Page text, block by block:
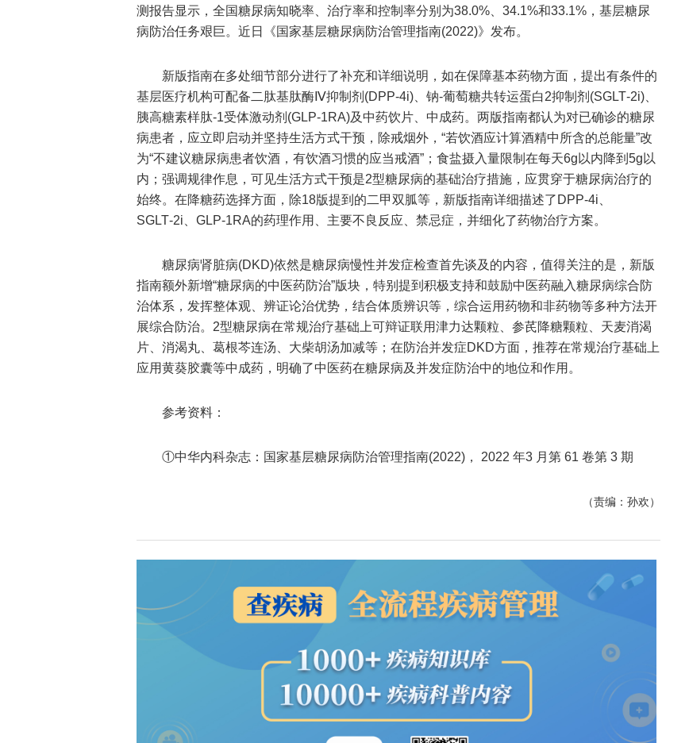
测报告显示，全国糖尿病知晓率、治疗率和控制率分别为38.0%、34.1%和33.1%，基层糖尿
病防治任务艰巨。近日《国家基层糖尿病防治管理指南(2022)》发布。
新版指南在多处细节部分进行了补充和详细说明，如在保障基本药物方面，提出有条件的
基层医疗机构可配备二肽基肽酶Ⅳ抑制剂(DPP‑4i)、钠‑葡萄糖共转运蛋白2抑制剂(SGLT‑2i)、
胰高糖素样肽‑1受体激动剂(GLP‑1RA)及中药饮片、中成药。两版指南都认为对已确诊的糖尿
病患者，应立即启动并坚持生活方式干预，除戒烟外，“若饮酒应计算酒精中所含的总能量”改
为“不建议糖尿病患者饮酒，有饮酒习惯的应当戒酒”；食盐摄入量限制在每天6g以内降到5g以
内；强调规律作息，可见生活方式干预是2型糖尿病的基础治疗措施，应贯穿于糖尿病治疗的
始终。在降糖药选择方面，除18版提到的二甲双胍等，新版指南详细描述了DPP‑4i、
SGLT‑2i、GLP‑1RA的药理作用、主要不良反应、禁忌症，并细化了药物治疗方案。
糖尿病肾脏病(DKD)依然是糖尿病慢性并发症检查首先谈及的内容，值得关注的是，新版
指南额外新增“糖尿病的中医药防治”版块，特别提到积极支持和鼓励中医药融入糖尿病综合防
治体系，发挥整体观、辨证论治优势，结合体质辨识等，综合运用药物和非药物等多种方法开
展综合防治。2型糖尿病在常规治疗基础上可辩证联用津力达颗粒、参芪降糖颗粒、天麦消渴
片、消渴丸、葛根芩连汤、大柴胡汤加减等；在防治并发症DKD方面，推荐在常规治疗基础上
应用黄葵胶囊等中成药，明确了中医药在糖尿病及并发症防治中的地位和作用。
参考资料：
①中华内科杂志：国家基层糖尿病防治管理指南(2022)， 2022 年3 月第 61 卷第 3 期
（责编：孙欢）